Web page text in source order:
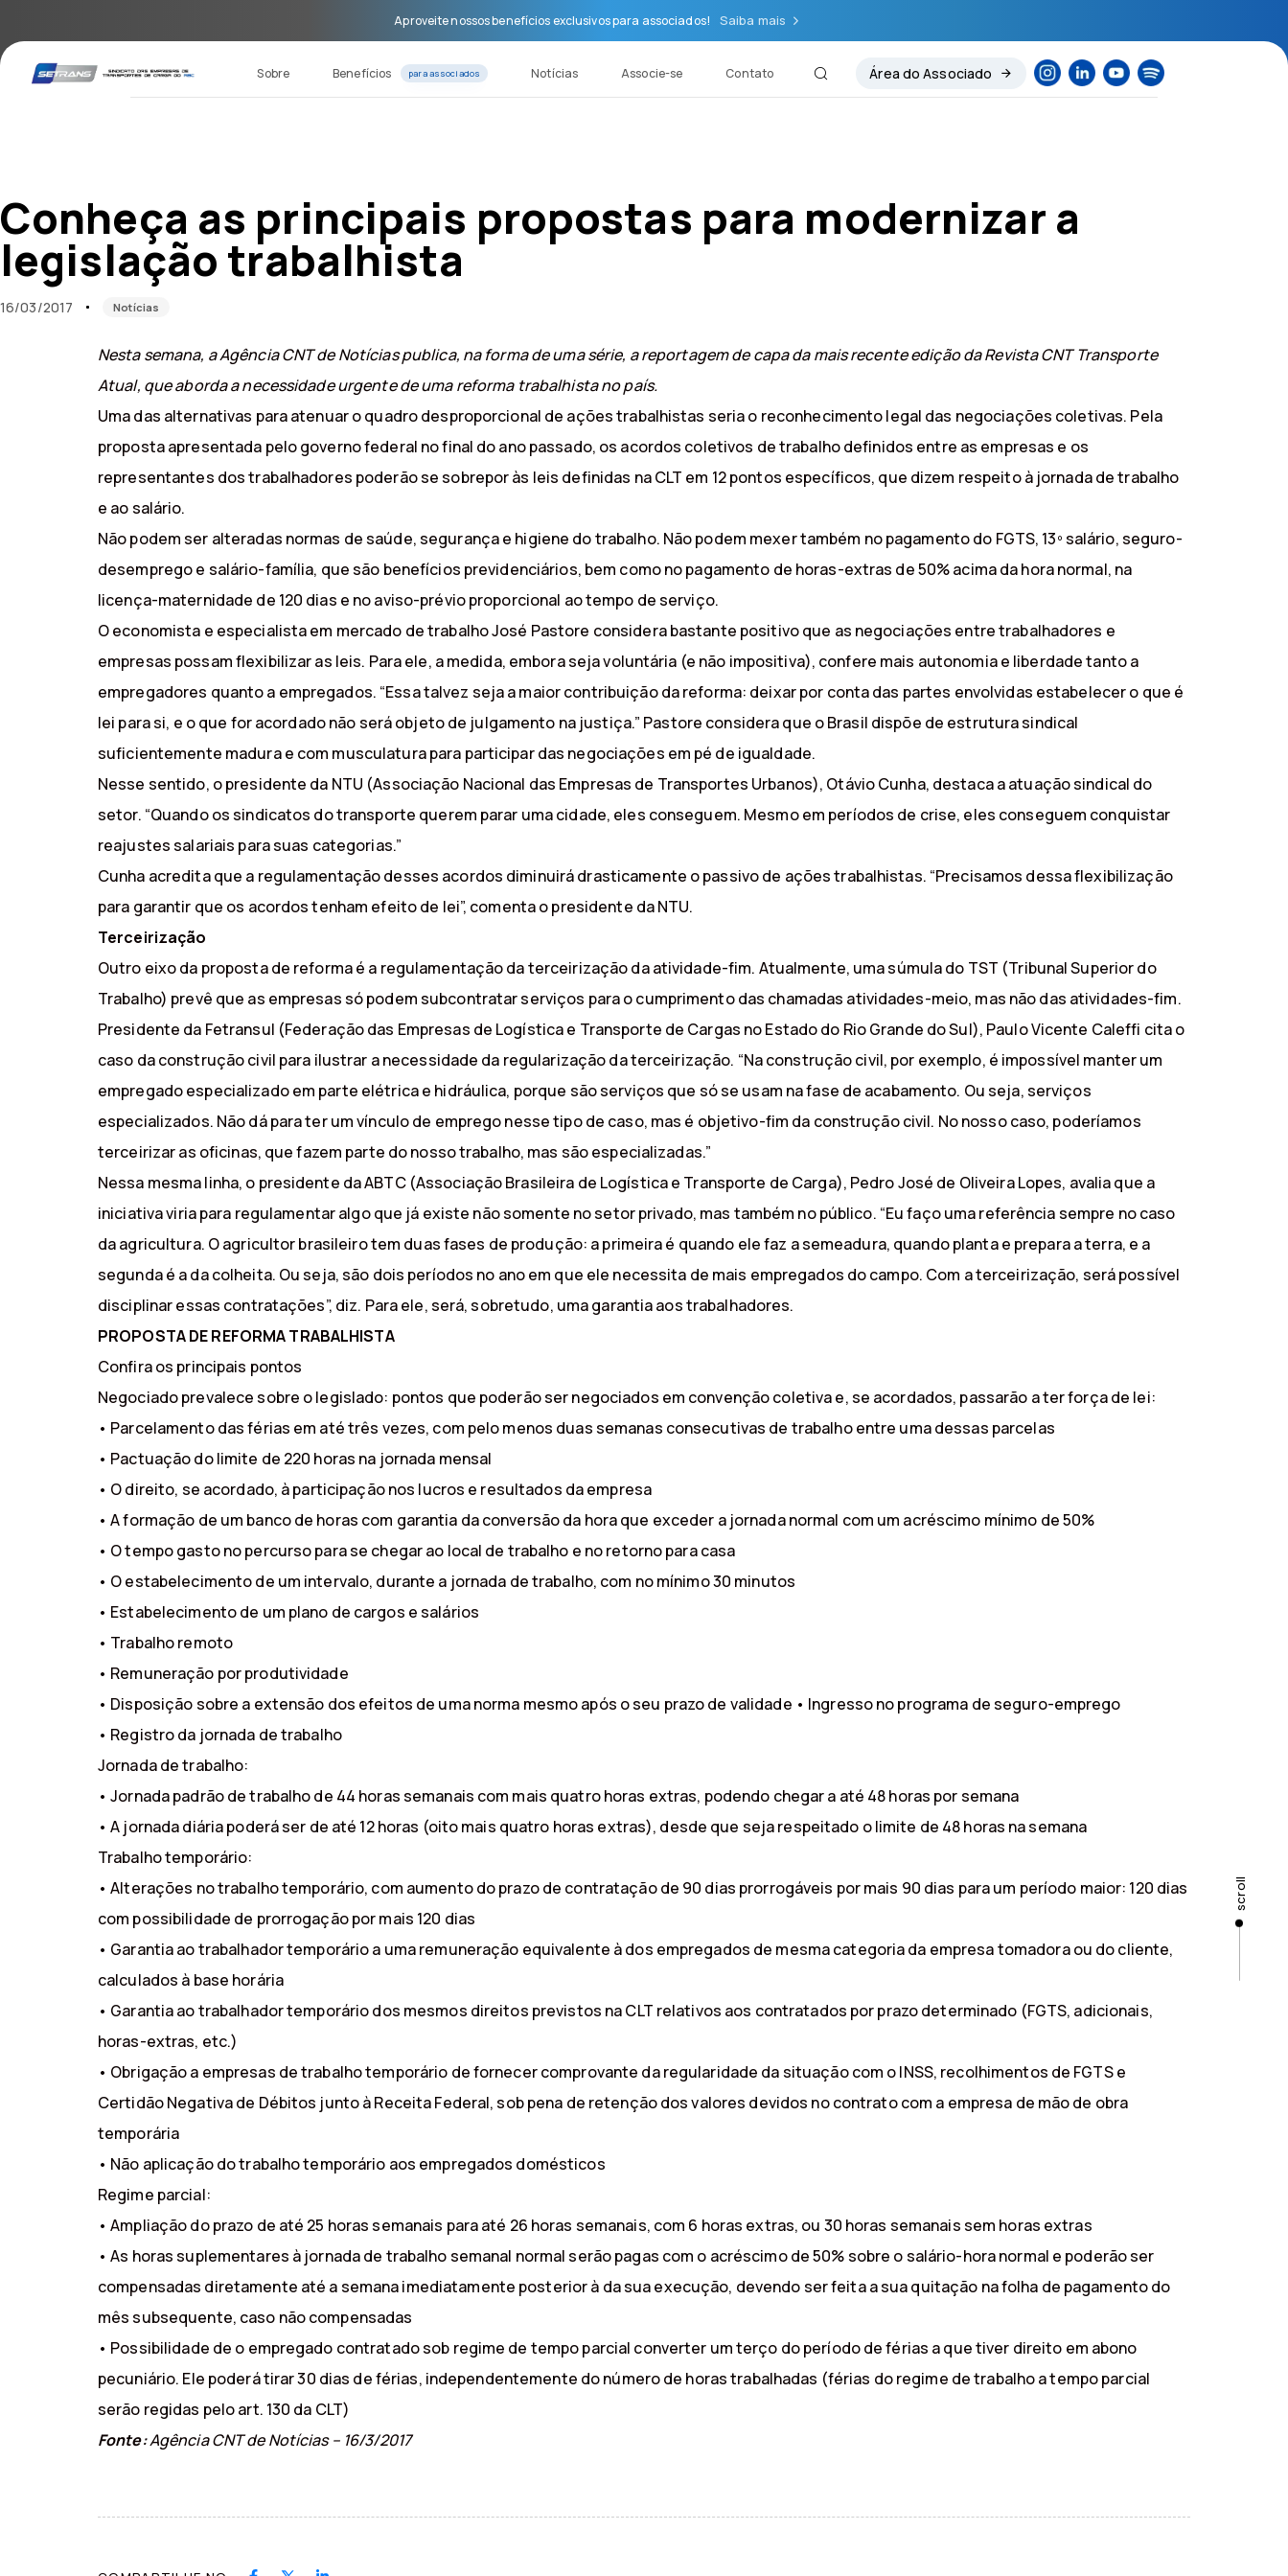
primary
navigation
Aproveite nossos benefícios exclusivos para associados! Saiba mais
Sobre Benefícios para associados Notícias Associe-se Contato Área do Associado
scroll
Conheça as principais propostas para modernizar a
legislação trabalhista
16/03/2017 Notícias
Nesta semana, a Agência CNT de Notícias publica, na forma de uma série, a reportagem de capa da mais recente edição da Revista CNT Transporte
Atual, que aborda a necessidade urgente de uma reforma trabalhista no país.
Uma das alternativas para atenuar o quadro desproporcional de ações trabalhistas seria o reconhecimento legal das negociações coletivas. Pela
proposta apresentada pelo governo federal no final do ano passado, os acordos coletivos de trabalho definidos entre as empresas e os
representantes dos trabalhadores poderão se sobrepor às leis definidas na CLT em 12 pontos específicos, que dizem respeito à jornada de trabalho
e ao salário.
Não podem ser alteradas normas de saúde, segurança e higiene do trabalho. Não podem mexer também no pagamento do FGTS, 13º salário, seguro-
desemprego e salário-família, que são benefícios previdenciários, bem como no pagamento de horas-extras de 50% acima da hora normal, na
licença-maternidade de 120 dias e no aviso-prévio proporcional ao tempo de serviço.
O economista e especialista em mercado de trabalho José Pastore considera bastante positivo que as negociações entre trabalhadores e
empresas possam flexibilizar as leis. Para ele, a medida, embora seja voluntária (e não impositiva), confere mais autonomia e liberdade tanto a
empregadores quanto a empregados. “Essa talvez seja a maior contribuição da reforma: deixar por conta das partes envolvidas estabelecer o que é
lei para si, e o que for acordado não será objeto de julgamento na justiça.” Pastore considera que o Brasil dispõe de estrutura sindical
suficientemente madura e com musculatura para participar das negociações em pé de igualdade.
Nesse sentido, o presidente da NTU (Associação Nacional das Empresas de Transportes Urbanos), Otávio Cunha, destaca a atuação sindical do
setor. “Quando os sindicatos do transporte querem parar uma cidade, eles conseguem. Mesmo em períodos de crise, eles conseguem conquistar
reajustes salariais para suas categorias.”
Cunha acredita que a regulamentação desses acordos diminuirá drasticamente o passivo de ações trabalhistas. “Precisamos dessa flexibilização
para garantir que os acordos tenham efeito de lei”, comenta o presidente da NTU.
Terceirização
Outro eixo da proposta de reforma é a regulamentação da terceirização da atividade-fim. Atualmente, uma súmula do TST (Tribunal Superior do
Trabalho) prevê que as empresas só podem subcontratar serviços para o cumprimento das chamadas atividades-meio, mas não das atividades-fim.
Presidente da Fetransul (Federação das Empresas de Logística e Transporte de Cargas no Estado do Rio Grande do Sul), Paulo Vicente Caleffi cita o
caso da construção civil para ilustrar a necessidade da regularização da terceirização. “Na construção civil, por exemplo, é impossível manter um
empregado especializado em parte elétrica e hidráulica, porque são serviços que só se usam na fase de acabamento. Ou seja, serviços
especializados. Não dá para ter um vínculo de emprego nesse tipo de caso, mas é objetivo-fim da construção civil. No nosso caso, poderíamos
terceirizar as oficinas, que fazem parte do nosso trabalho, mas são especializadas.”
Nessa mesma linha, o presidente da ABTC (Associação Brasileira de Logística e Transporte de Carga), Pedro José de Oliveira Lopes, avalia que a
iniciativa viria para regulamentar algo que já existe não somente no setor privado, mas também no público. “Eu faço uma referência sempre no caso
da agricultura. O agricultor brasileiro tem duas fases de produção: a primeira é quando ele faz a semeadura, quando planta e prepara a terra, e a
segunda é a da colheita. Ou seja, são dois períodos no ano em que ele necessita de mais empregados do campo. Com a terceirização, será possível
disciplinar essas contratações”, diz. Para ele, será, sobretudo, uma garantia aos trabalhadores.
PROPOSTA DE REFORMA TRABALHISTA
Confira os principais pontos
Negociado prevalece sobre o legislado: pontos que poderão ser negociados em convenção coletiva e, se acordados, passarão a ter força de lei:
• Parcelamento das férias em até três vezes, com pelo menos duas semanas consecutivas de trabalho entre uma dessas parcelas
• Pactuação do limite de 220 horas na jornada mensal
• O direito, se acordado, à participação nos lucros e resultados da empresa
• A formação de um banco de horas com garantia da conversão da hora que exceder a jornada normal com um acréscimo mínimo de 50%
• O tempo gasto no percurso para se chegar ao local de trabalho e no retorno para casa
• O estabelecimento de um intervalo, durante a jornada de trabalho, com no mínimo 30 minutos
• Estabelecimento de um plano de cargos e salários
• Trabalho remoto
• Remuneração por produtividade
• Disposição sobre a extensão dos efeitos de uma norma mesmo após o seu prazo de validade • Ingresso no programa de seguro-emprego
• Registro da jornada de trabalho
Jornada de trabalho:
• Jornada padrão de trabalho de 44 horas semanais com mais quatro horas extras, podendo chegar a até 48 horas por semana
• A jornada diária poderá ser de até 12 horas (oito mais quatro horas extras), desde que seja respeitado o limite de 48 horas na semana
Trabalho temporário:
• Alterações no trabalho temporário, com aumento do prazo de contratação de 90 dias prorrogáveis por mais 90 dias para um período maior: 120 dias
com possibilidade de prorrogação por mais 120 dias
• Garantia ao trabalhador temporário a uma remuneração equivalente à dos empregados de mesma categoria da empresa tomadora ou do cliente,
calculados à base horária
• Garantia ao trabalhador temporário dos mesmos direitos previstos na CLT relativos aos contratados por prazo determinado (FGTS, adicionais,
horas-extras, etc.)
• Obrigação a empresas de trabalho temporário de fornecer comprovante da regularidade da situação com o INSS, recolhimentos de FGTS e
Certidão Negativa de Débitos junto à Receita Federal, sob pena de retenção dos valores devidos no contrato com a empresa de mão de obra
temporária
• Não aplicação do trabalho temporário aos empregados domésticos
Regime parcial:
• Ampliação do prazo de até 25 horas semanais para até 26 horas semanais, com 6 horas extras, ou 30 horas semanais sem horas extras
• As horas suplementares à jornada de trabalho semanal normal serão pagas com o acréscimo de 50% sobre o salário-hora normal e poderão ser
compensadas diretamente até a semana imediatamente posterior à da sua execução, devendo ser feita a sua quitação na folha de pagamento do
mês subsequente, caso não compensadas
• Possibilidade de o empregado contratado sob regime de tempo parcial converter um terço do período de férias a que tiver direito em abono
pecuniário. Ele poderá tirar 30 dias de férias, independentemente do número de horas trabalhadas (férias do regime de trabalho a tempo parcial
serão regidas pelo art. 130 da CLT)
Fonte:Agência CNT de Notícias – 16/3/2017